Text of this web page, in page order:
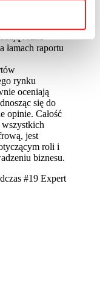
różne
łamach raportu
rynku
oceniają
się do
opinie. Całość
jest
roli i
biznesu.
#19 Expert